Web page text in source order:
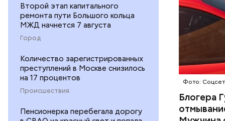
Второй этап капитального
ремонта пути Большого кольца
МЖД начнется 7 августа
Город
Количество зарегистрированных
преступлений в Москве снизилось
на 17 процентов
Происшествия
Пенсионерка перебегала дорогу
Фото:
Блогера
скрытую
матери и
пищу ела